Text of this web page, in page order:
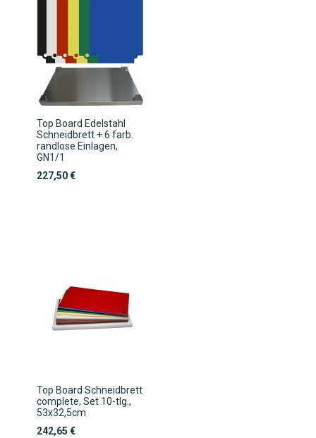
Top Board Edelstahl
Schneidbrett + 6 farb.
randlose Einlagen,
GN1/1
227,50 €
Top Board Schneidbrett
complete, Set 10-tlg.,
53x32,5cm
242,65 €